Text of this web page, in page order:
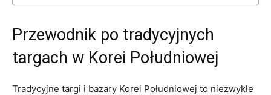
Przewodnik po tradycyjnych
targach​ w Korei Południowej
Tradycyjne targi i bazary‍ Korei Południowej to ⁤niezwykłe